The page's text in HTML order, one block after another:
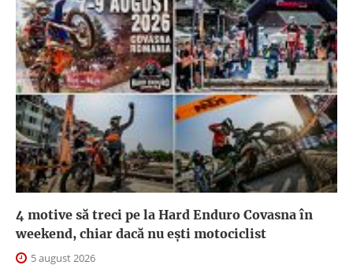
4 motive să treci pe la Hard Enduro Covasna în
weekend, chiar dacă nu ești motociclist
5 august 2026